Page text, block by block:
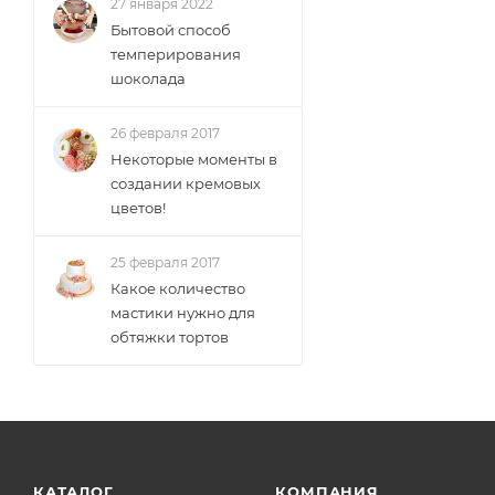
27 января 2022
Бытовой способ
темперирования
шоколада
26 февраля 2017
Некоторые моменты в
создании кремовых
цветов!
25 февраля 2017
Какое количество
мастики нужно для
обтяжки тортов